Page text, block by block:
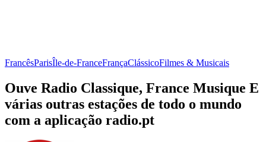
FrancêsParisÎle-de-FranceFrançaClássicoFilmes & Musicais
Ouve Radio Classique, France Musique E
várias outras estações de todo o mundo
com a aplicação radio.pt